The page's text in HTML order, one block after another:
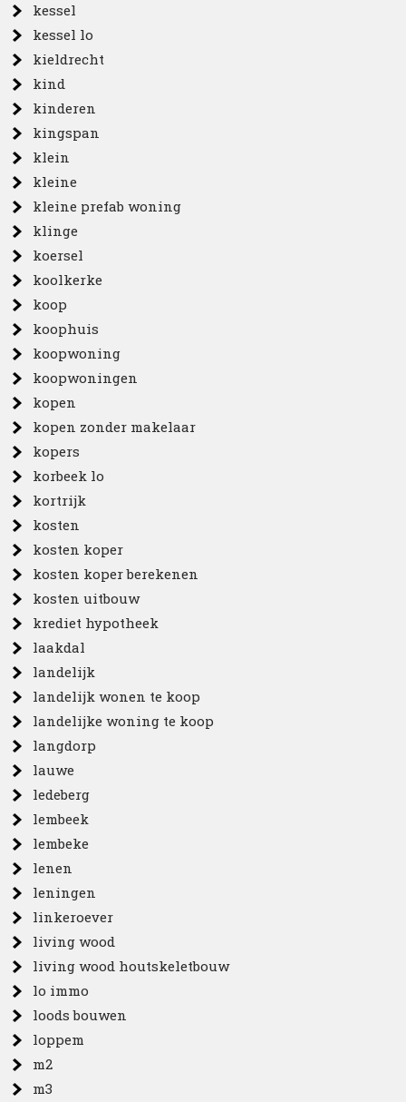
kessel
kessel lo
kieldrecht
kind
kinderen
kingspan
klein
kleine
kleine prefab woning
klinge
koersel
koolkerke
koop
koophuis
koopwoning
koopwoningen
kopen
kopen zonder makelaar
kopers
korbeek lo
kortrijk
kosten
kosten koper
kosten koper berekenen
kosten uitbouw
krediet hypotheek
laakdal
landelijk
landelijk wonen te koop
landelijke woning te koop
langdorp
lauwe
ledeberg
lembeek
lembeke
lenen
leningen
linkeroever
living wood
living wood houtskeletbouw
lo immo
loods bouwen
loppem
m2
m3